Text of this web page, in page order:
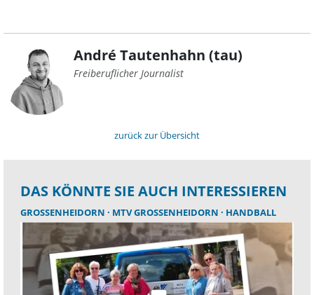
André Tautenhahn (tau)
Freiberuflicher Journalist
zurück zur Übersicht
DAS KÖNNTE SIE AUCH INTERESSIEREN
GROSSENHEIDORN MTV GROSSENHEIDORN HANDBALL